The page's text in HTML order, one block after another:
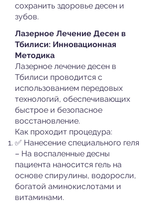
сохранить здоровье десен и
зубов.
Лазерное Лечение Десен в
Тбилиси: Инновационная
Методика
Лазерное лечение десен в
Тбилиси проводится с
использованием передовых
технологий, обеспечивающих
быстрое и безопасное
восстановление.
Как проходит процедура:
✅ Нанесение специального геля
– На воспаленные десны
пациента наносится гель на
основе спирулины, водоросли,
богатой аминокислотами и
витаминами.